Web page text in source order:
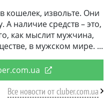
извольте. Они
А наличие средств – это,
как мыслит мужчина,
в мужском мире.
Все новости от cluber.com.ua